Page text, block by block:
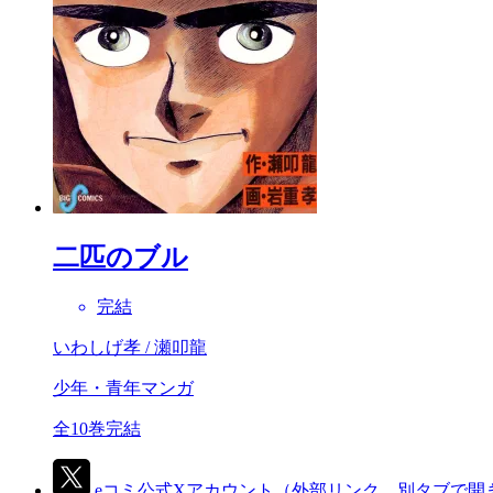
二匹のブル
完結
いわしげ孝 / 瀬叩龍
少年・青年マンガ
全10巻完結